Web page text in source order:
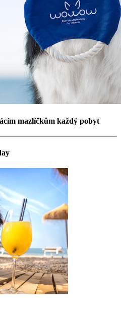
mazlíčkům každý pobyt